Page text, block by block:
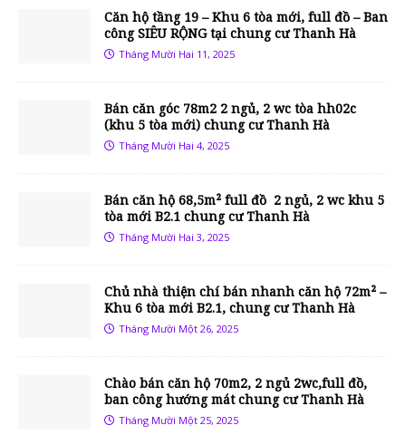
Căn hộ tầng 19 – Khu 6 tòa mới, full đồ – Ban
công SIÊU RỘNG tại chung cư Thanh Hà
Tháng Mười Hai 11, 2025
Bán căn góc 78m2 2 ngủ, 2 wc tòa hh02c
(khu 5 tòa mới) chung cư Thanh Hà
Tháng Mười Hai 4, 2025
Bán căn hộ 68,5m² full đồ 2 ngủ, 2 wc khu 5
tòa mới B2.1 chung cư Thanh Hà
Tháng Mười Hai 3, 2025
Chủ nhà thiện chí bán nhanh căn hộ 72m² –
Khu 6 tòa mới B2.1, chung cư Thanh Hà
Tháng Mười Một 26, 2025
Chào bán căn hộ 70m2, 2 ngủ 2wc,full đồ,
ban công hướng mát chung cư Thanh Hà
Tháng Mười Một 25, 2025